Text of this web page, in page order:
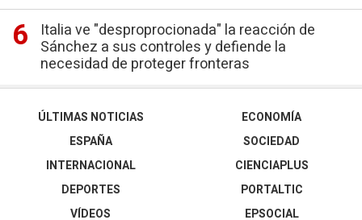
Italia ve "desproprocionada" la reacción de
Sánchez a sus controles y defiende la
necesidad de proteger fronteras
ÚLTIMAS NOTICIAS
ESPAÑA
INTERNACIONAL
DEPORTES
VÍDEOS
ECONOMÍA
SOCIEDAD
CIENCIAPLUS
PORTALTIC
EPSOCIAL